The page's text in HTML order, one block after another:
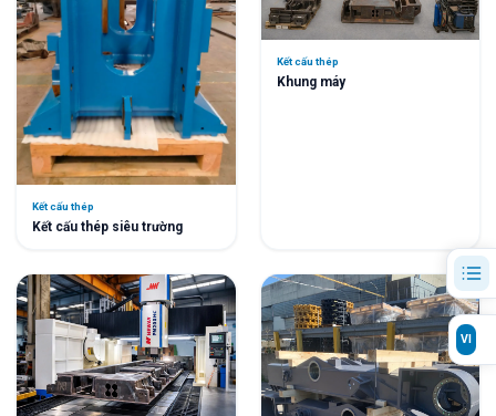
Kết cấu thép
Kết cấu thép siêu trường
Kết cấu thép
Khung máy
VI